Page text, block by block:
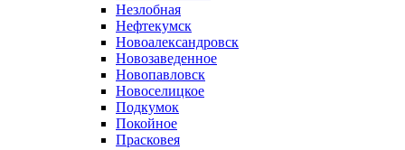
Незлобная
Нефтекумск
Новоалександровск
Новозаведенное
Новопавловск
Новоселицкое
Подкумок
Покойное
Прасковея